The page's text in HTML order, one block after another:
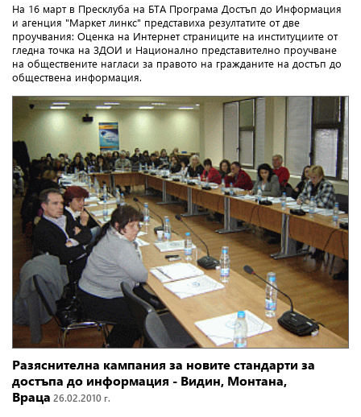
На 16 март в Пресклуба на БTA Програма Достъп до Информация
и агенция "Маркет линкс" представиха резултатите от две
проучвания: Оценка на Интернет страниците на институциите от
гледна точка на ЗДОИ и Национално представително проучване
на обществените нагласи за правото на гражданите на достъп до
обществена информация.
Разяснителна кампания за новите стандарти за
достъпа до информация - Видин, Монтана,
Враца 26.02.2010 г.